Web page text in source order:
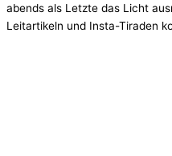
abends als Letzte das Licht
Leitartikeln und Insta-Tiraden